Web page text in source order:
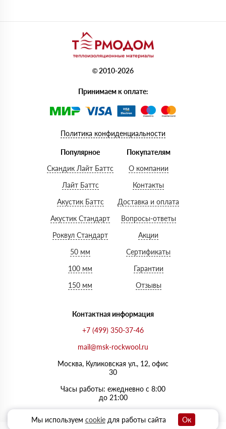
© 2010-2026
Принимаем к оплате:
Политика конфиденциальности
Популярное
Скандик Лайт Баттс
Лайт Баттс
Акустик Баттс
Акустик Стандарт
Роквул Стандарт
50 мм
100 мм
150 мм
Покупателям
О компании
Контакты
Доставка и оплата
Вопросы-ответы
Акции
Сертификаты
Гарантии
Отзывы
Контактная информация
+7 (499) 350-37-46
mail@msk-rockwool.ru
Москва, Куликовская ул., 12, офис
30
Часы работы: ежедневно с 8:00
до 21:00
Мы используем cookieдля работы сайта Ок